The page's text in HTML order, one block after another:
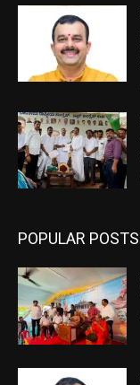
POPULAR POSTS